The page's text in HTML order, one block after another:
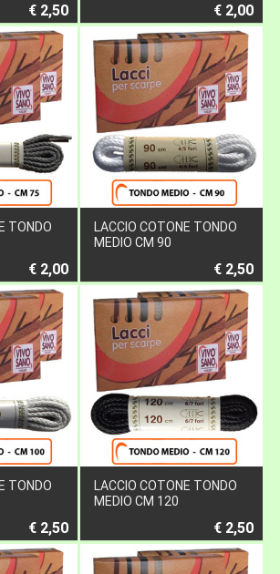
€ 2,50 € 2,00
TONDO
€ 2,00
LACCIO COTONE TONDO
MEDIO CM 90
€ 2,50
TONDO
€ 2,50
LACCIO COTONE TONDO
MEDIO CM 120
€ 2,50